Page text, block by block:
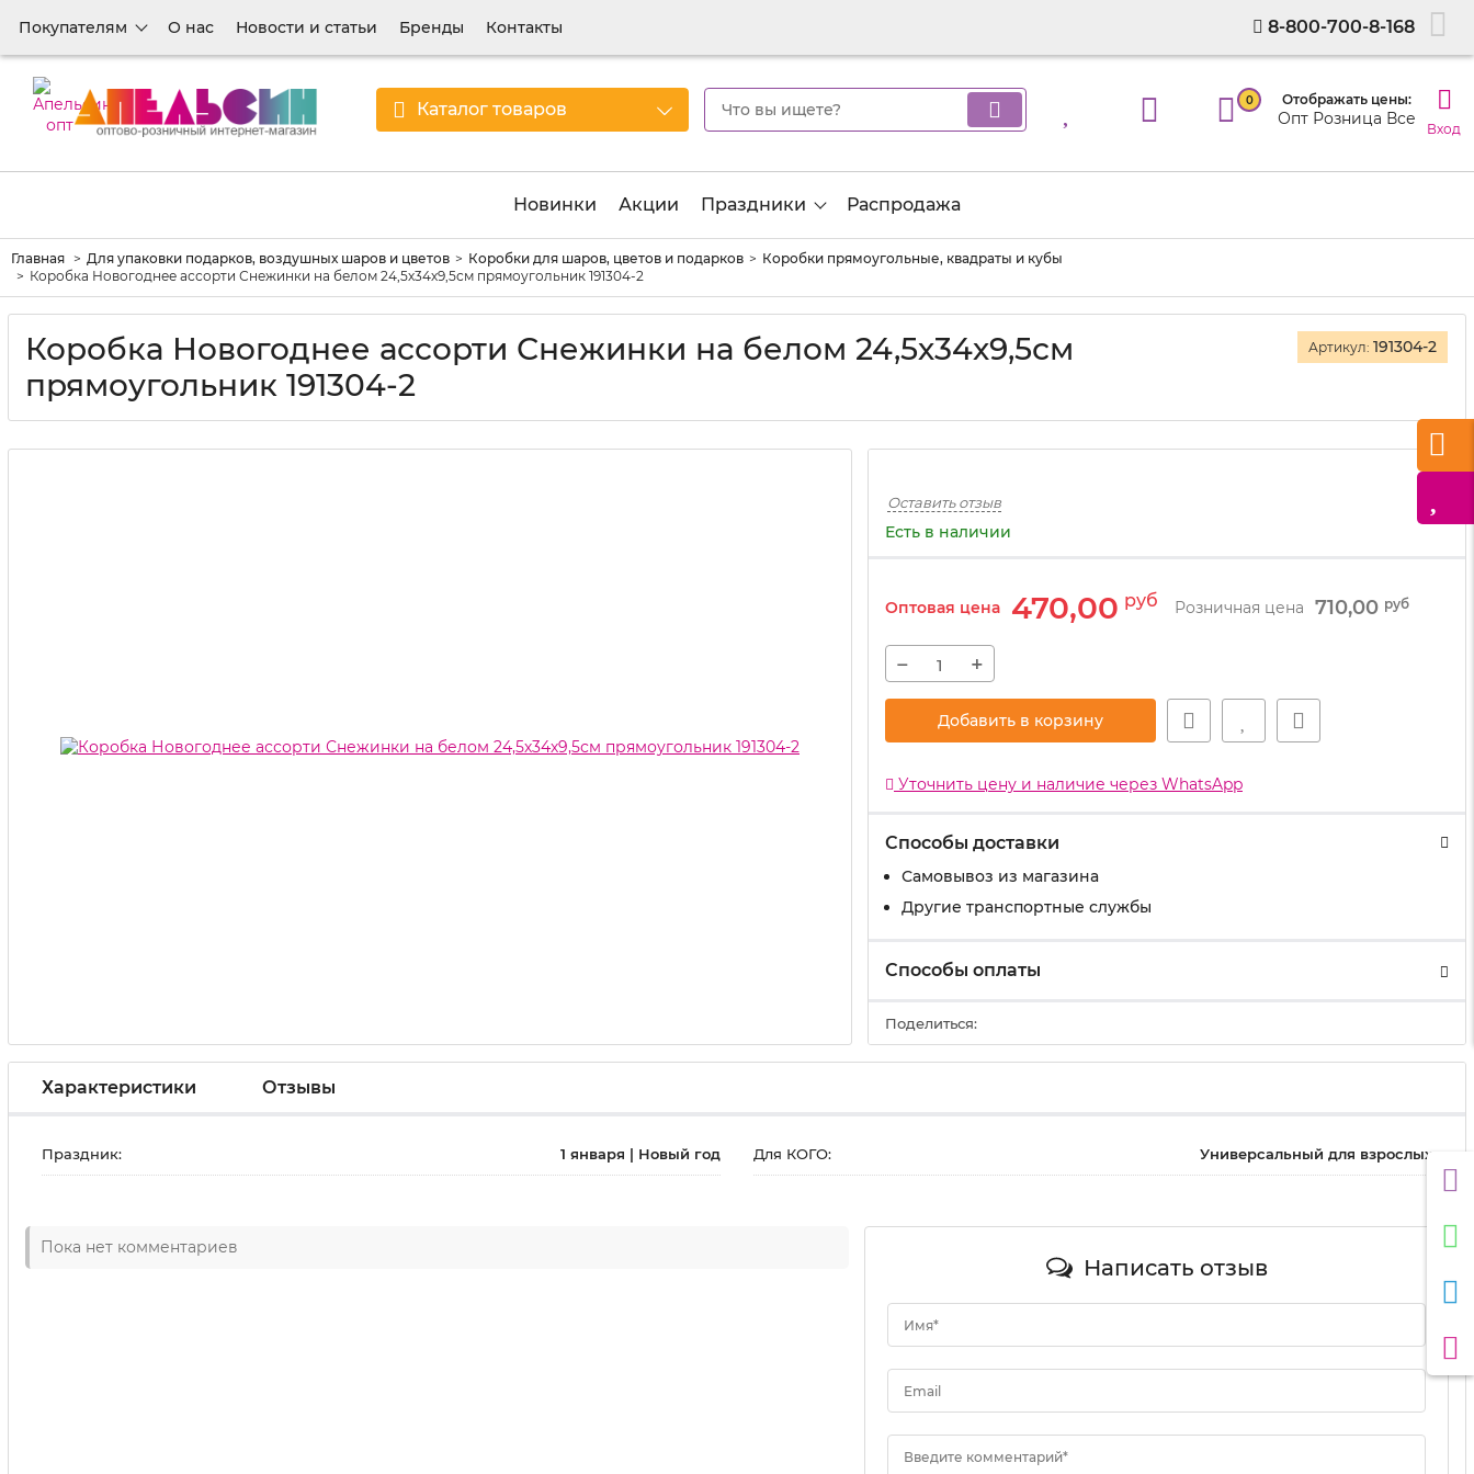
Покупателям О нас Новости и статьи Бренды Контакты 8-800-700-8-168
Каталог товаров 0 Отображать цены:
Опт Розница Все Вход
Новинки Акции Праздники Распродажа
Главная Для упаковки подарков, воздушных шаров и цветов Коробки для шаров, цветов и подарков
Коробки прямоугольные, квадраты и кубы
Коробка Новогоднее ассорти Снежинки на белом 24,5х34х9,5см прямоугольник 191304-2
Коробка Новогоднее ассорти Снежинки на белом 24,5х34х9,5см
прямоугольник 191304-2
Артикул: 191304-2
Оставить отзыв
Есть в наличии
Оптовая цена 470,00 руб Розничная цена 710,00 руб
− +
Добавить в корзину
Уточнить цену и наличие через WhatsApp
Способы доставки
Самовывоз из магазина
Другие транспортные службы
Способы оплаты
Поделиться:
Характеристики Отзывы
Праздник: 1 января | Новый год Для КОГО: Универсальный для взрослых
Пока нет комментариев
Написать отзыв
Имя*
Email
Введите комментарий*